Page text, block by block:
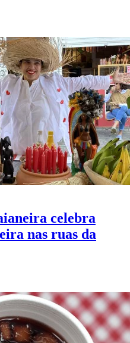
celebra
nas ruas da